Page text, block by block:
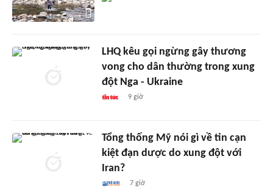
LHQ kêu gọi ngừng gây thương
vong cho dân thường trong xung
đột Nga - Ukraine
9 giờ
Tổng thống Mỹ nói gì về tin cạn
kiệt đạn dược do xung đột với
Iran?
7 giờ